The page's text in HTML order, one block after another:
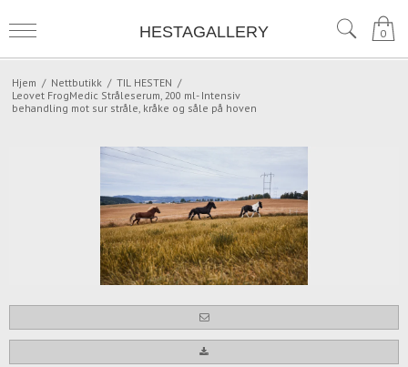
HESTAGALLERY 0
Hjem / Nettbutikk / TIL HESTEN /
Leovet FrogMedic Stråleserum, 200 ml- Intensiv
behandling mot sur stråle, kråke og såle på hoven